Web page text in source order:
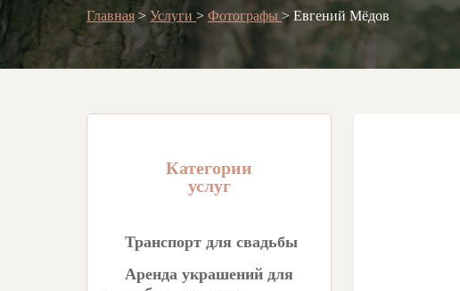
Главная > Услуги > Фотографы > Евгений Мёдов
Категории
услуг
Транспорт для свадьбы
Аренда украшений для